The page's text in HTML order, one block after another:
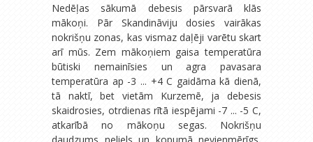
Nedēļas sākumā debesis pārsvarā klās
mākoņi. Pār Skandināviju dosies vairākas
nokrišņu zonas, kas vismaz daļēji varētu skart
arī mūs. Zem mākoņiem gaisa temperatūra
būtiski nemainīsies un agra pavasara
temperatūra ap -3 ... +4 C gaidāma kā dienā,
tā naktī, bet vietām Kurzemē, ja debesis
skaidrosies, otrdienas rītā iespējami -7 ... -5 C,
atkarībā no mākoņu segas. Nokrišņu